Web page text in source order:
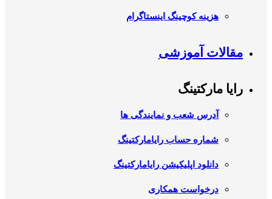
هزینه کوچینگ اینستاگرام
مقالات آموزشی
رایا مارکتینگ
آدرس شعب و نمایندگی ها
شماره حساب رایامارکتینگ
دانلود اپلیکیشن رایامارکتینگ
درخواست همکاری